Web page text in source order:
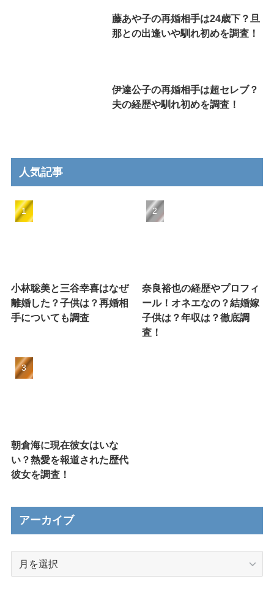
藤あや子の再婚相手は24歳下？旦
那との出逢いや馴れ初めを調査！
伊達公子の再婚相手は超セレブ？
夫の経歴や馴れ初めを調査！
人気記事
小林聡美と三谷幸喜はなぜ
離婚した？子供は？再婚相
手についても調査
奈良裕也の経歴やプロフィ
ール！オネエなの？結婚嫁
子供は？年収は？徹底調
査！
朝倉海に現在彼女はいな
い？熱愛を報道された歴代
彼女を調査！
アーカイブ